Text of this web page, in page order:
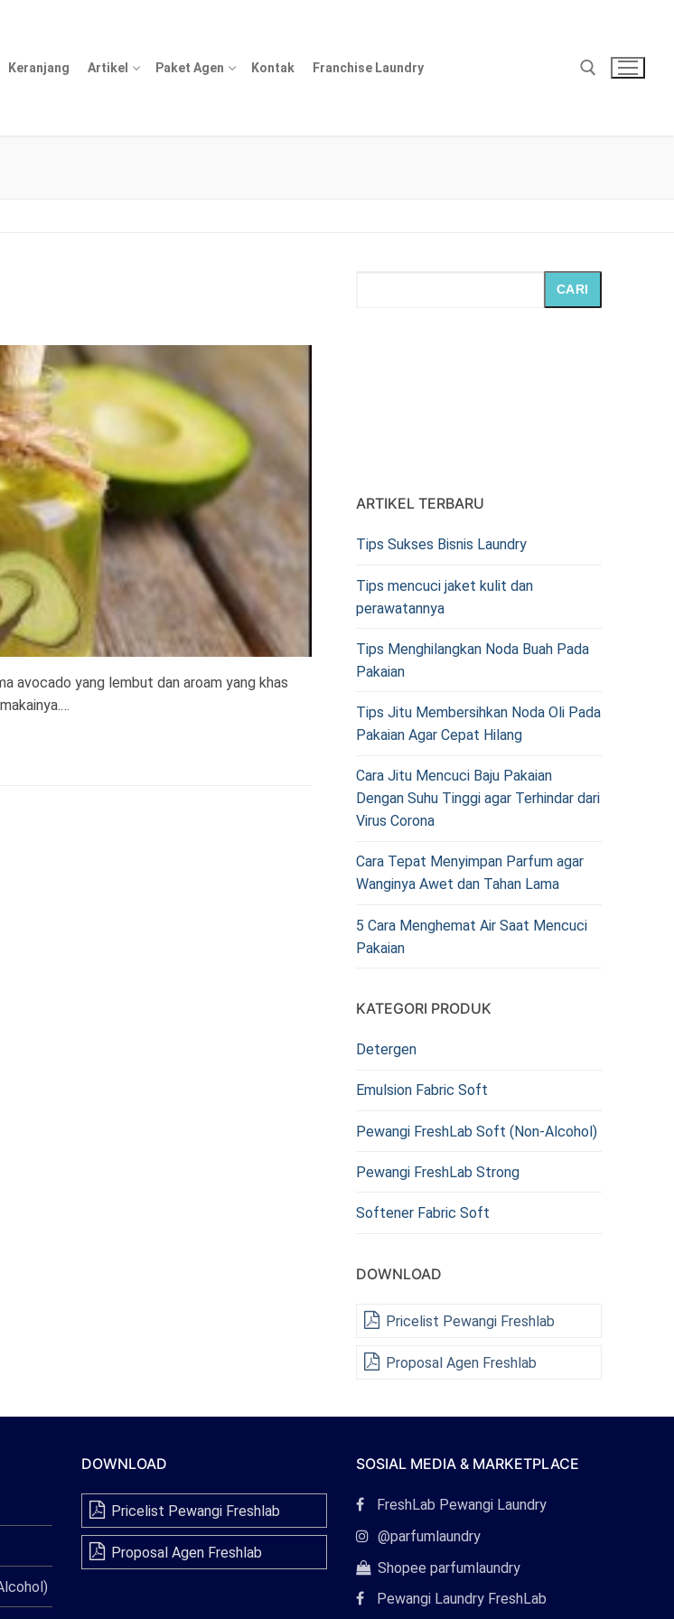
Keranjang Artikel Paket Agen Kontak Franchise Laundry
avocado yang lembut dan aroam yang khas
CARI
ARTIKEL TERBARU
Tips Sukses Bisnis Laundry
Tips mencuci jaket kulit dan
perawatannya
Tips Menghilangkan Noda Buah Pada
Pakaian
Tips Jitu Membersihkan Noda Oli Pada
Pakaian Agar Cepat Hilang
Cara Jitu Mencuci Baju Pakaian
Dengan Suhu Tinggi agar Terhindar dari
Virus Corona
Cara Tepat Menyimpan Parfum agar
Wanginya Awet dan Tahan Lama
5 Cara Menghemat Air Saat Mencuci
Pakaian
KATEGORI PRODUK
Detergen
Emulsion Fabric Soft
Pewangi FreshLab Soft (Non-Alcohol)
Pewangi FreshLab Strong
Softener Fabric Soft
DOWNLOAD
Pricelist Pewangi Freshlab
Proposal Agen Freshlab
DOWNLOAD
Pricelist Pewangi Freshlab
Proposal Agen Freshlab
SOSIAL MEDIA & MARKETPLACE
Tautan
Facebook
FreshLab Pewangi Laundry
Tautan
Instagram
@parfumlaundry
Tautan
Shopee
Shopee parfumlaundry
Pewangi Laundry FreshLab